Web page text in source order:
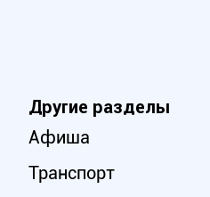
Другие разделы
Афиша
Транспорт